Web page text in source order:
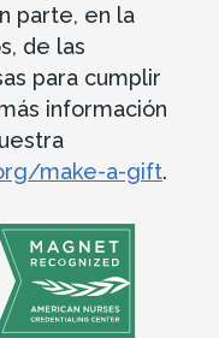
parte, en la
de las
para cumplir
información
make-a-gift.